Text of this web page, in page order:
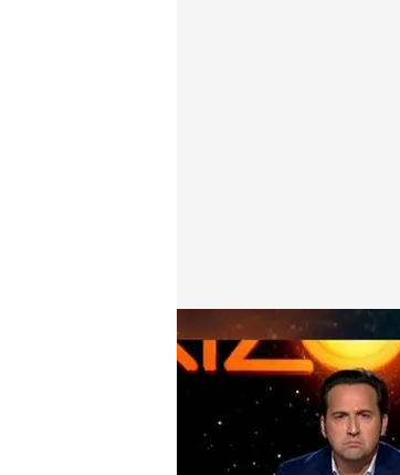
Indignación ante la división política
Horizonte
06 DIC 2024 - 02:07h.
Marcos se